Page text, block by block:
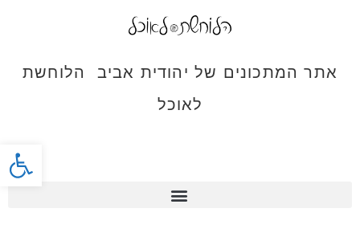
פתח
אתר המתכונים של יהודית אביב הלוחשת
לאוכל